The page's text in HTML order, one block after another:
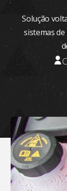
Solução
sistemas